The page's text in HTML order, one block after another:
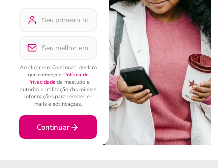
Ao clicar em 'Continuar', declaro
que conheço a Política de
Privacidadeda meutudo e
autorizo a utilização das minhas
informações para receber e-
mails e notificações.
Continuar